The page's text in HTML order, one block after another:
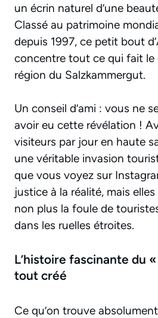
un écrin naturel d’une
Classé au patrimoine
depuis 1997, ce petit bout
concentre tout ce qui fait le
région du Salzkammergut.
Un conseil d’ami : vous ne
avoir eu cette révélation !
visiteurs par jour en haute
une véritable invasion
que vous voyez sur
justice à la réalité, mais
non plus la foule de
dans les ruelles étroites.
L’histoire fascinante du
tout créé
Ce qu’on trouve